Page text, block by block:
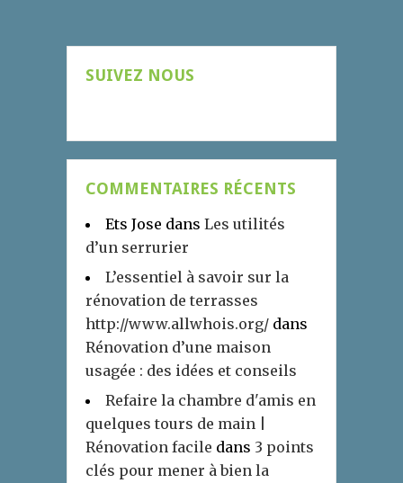
SUIVEZ NOUS
COMMENTAIRES RÉCENTS
Ets Jose dans Les utilités
d’un serrurier
L’essentiel à savoir sur la
rénovation de terrasses
http://www.allwhois.org/ dans
Rénovation d’une maison
usagée : des idées et conseils
Refaire la chambre d'amis en
quelques tours de main |
Rénovation facile dans 3 points
clés pour mener à bien la